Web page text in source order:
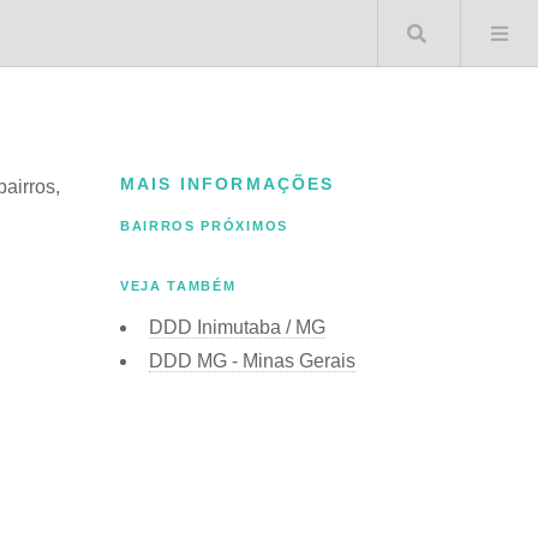
Buscar
MAIS INFORMAÇÕES
BAIRROS PRÓXIMOS
VEJA TAMBÉM
DDD Inimutaba / MG
DDD MG - Minas Gerais